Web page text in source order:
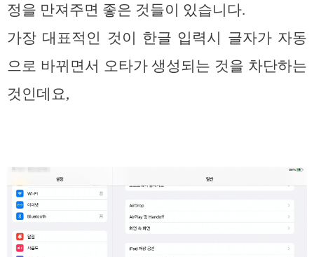
정을 만져주면 좋은 것들이 있습니다.
가장 대표적인 것이 한글 입력시 글자가 자동
으로 바뀌면서 오타가 생성되는 것을 차단하는
것인데요,